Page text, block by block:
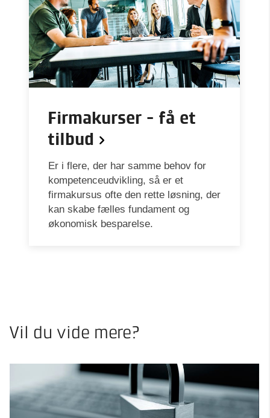
Firmakurser - få et
tilbud
Er i flere, der har samme behov for
kompetenceudvikling, så er et
firmakursus ofte den rette løsning, der
kan skabe fælles fundament og
økonomisk besparelse.
Vil du vide mere?